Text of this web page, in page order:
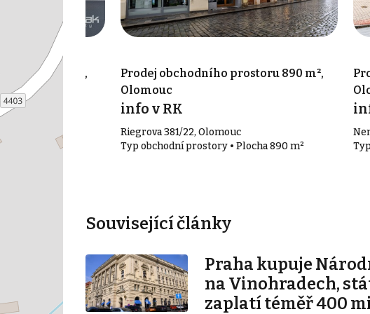
521 m²,
521 m²
Prodej obchodního prostoru 890 m²,
Olomouc
info v RK
Riegrova 381/22, Olomouc
Typ obchodní prostory • Plocha 890 m²
Související články
Praha kupuje
na Vinohradech,
zaplatí téměř 400